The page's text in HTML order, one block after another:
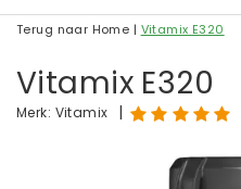
Terug naar Home | Vitamix E320
Vitamix E320
Merk: Vitamix |